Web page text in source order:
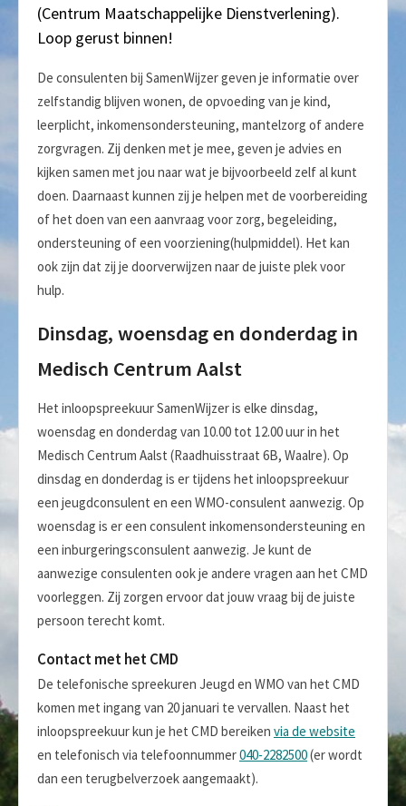
(Centrum Maatschappelijke Dienstverlening).
Loop gerust binnen!
De consulenten bij SamenWijzer geven je informatie over
zelfstandig blijven wonen, de opvoeding van je kind,
leerplicht, inkomensondersteuning, mantelzorg of andere
zorgvragen. Zij denken met je mee, geven je advies en
kijken samen met jou naar wat je bijvoorbeeld zelf al kunt
doen. Daarnaast kunnen zij je helpen met de voorbereiding
of het doen van een aanvraag voor zorg, begeleiding,
ondersteuning of een voorziening(hulpmiddel). Het kan
ook zijn dat zij je doorverwijzen naar de juiste plek voor
hulp.
Dinsdag, woensdag en donderdag in
Medisch Centrum Aalst
Het inloopspreekuur SamenWijzer is elke dinsdag,
woensdag en donderdag van 10.00 tot 12.00 uur in het
Medisch Centrum Aalst (Raadhuisstraat 6B, Waalre). Op
dinsdag en donderdag is er tijdens het inloopspreekuur
een jeugdconsulent en een WMO-consulent aanwezig. Op
woensdag is er een consulent inkomensondersteuning en
een inburgeringsconsulent aanwezig. Je kunt de
aanwezige consulenten ook je andere vragen aan het CMD
voorleggen. Zij zorgen ervoor dat jouw vraag bij de juiste
persoon terecht komt.
Contact met het CMD
De telefonische spreekuren Jeugd en WMO van het CMD
komen met ingang van 20 januari te vervallen. Naast het
inloopspreekuur kun je het CMD bereiken via de website
en telefonisch via telefoonnummer040-2282500(er wordt
dan een terugbelverzoek aangemaakt).